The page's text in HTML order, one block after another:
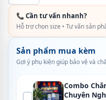
📞 Cần tư vấn nhanh?
Hỗ trợ chọn size • Tư vấn sản
Sản phẩm mua kèm
Gợi ý phụ kiện giúp bảo vệ và
Combo
Chuyên